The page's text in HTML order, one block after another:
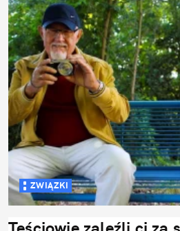
ZWIĄZKI